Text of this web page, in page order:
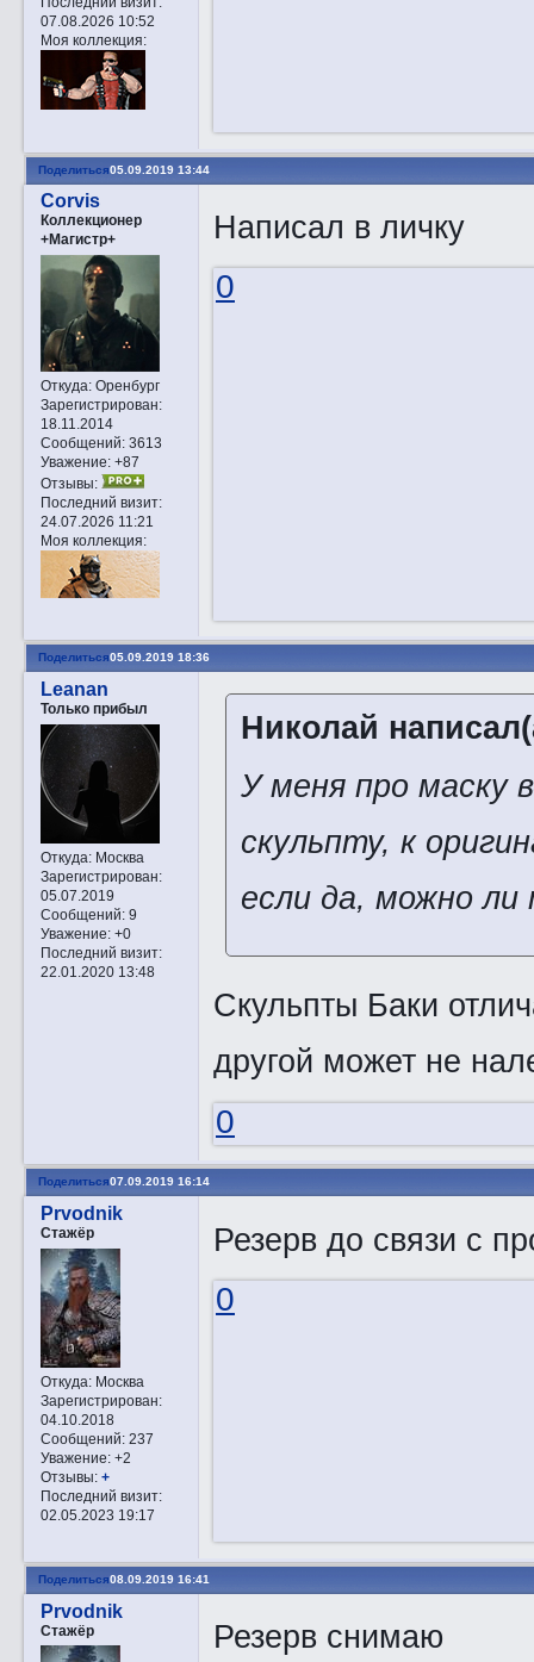
07.08.2026 10:52
Моя коллекция:
Поделиться05.09.2019 13:44
Corvis
Коллекционер
+Магистр+
Откуда:Оренбург
Зарегистрирован:
18.11.2014
Сообщений:3613
Уважение: +87
Отзывы:
Последний визит:
24.07.2026 11:21
Моя коллекция:
Написал в личку
0
Поделиться05.09.2019 18:36
Leanan
Только прибыл
Откуда:Москва
Зарегистрирован:
05.07.2019
Сообщений:9
Уважение: +0
Последний визит:
22.01.2020 13:48
Николай
У меня про маску
скульпту, к
если да, можно ли
Скульпты Баки
другой может не
0
Поделиться07.09.2019 16:14
Prvodnik
Стажёр
Откуда:Москва
Зарегистрирован:
04.10.2018
Сообщений:237
Уважение: +2
Отзывы: +
Последний визит:
02.05.2023 19:17
Резерв до связи с
0
Поделиться08.09.2019 16:41
Prvodnik
Стажёр
Резерв снимаю